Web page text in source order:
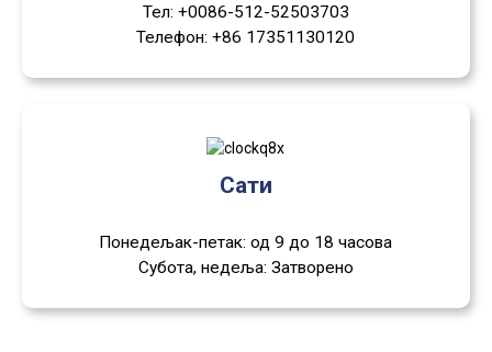
Тел: +0086-512-52503703
Телефон: +86 17351130120
Сати
Понедељак-петак: од 9 до 18 часова
Субота, недеља: Затворено